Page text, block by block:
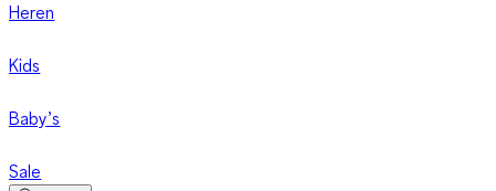
Heren
Kids
Baby’s
Sale